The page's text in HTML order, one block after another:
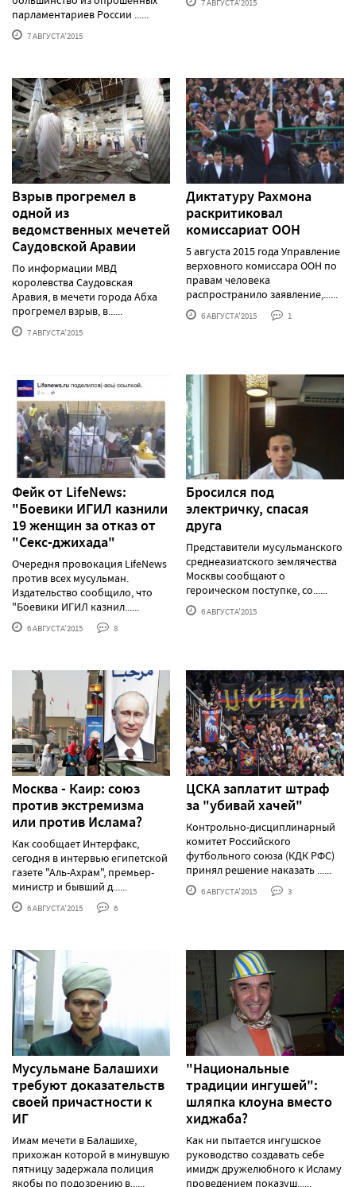
парламентариев России ......
7 АВГУСТА'2015
7 АВГУСТА'2015
Взрыв прогремел в
одной из
ведомственных мечетей
Саудовской Аравии
По информации МВД
королевства Саудовская
Аравия, в мечети города Абха
прогремел взрыв, в......
7 АВГУСТА'2015
Диктатуру Рахмона
раскритиковал
комиссариат ООН
5 августа 2015 года Управление
верховного комиссара ООН по
правам человека
распространило заявление,......
6 АВГУСТА'2015 1
Фейк от LifeNews:
"Боевики ИГИЛ казнили
19 женщин за отказ от
"Секс-джихада"
Очередня провокация LifeNews
против всех мусульман.
Издательство сообщило, что
"Боевики ИГИЛ казнил......
6 АВГУСТА'2015 8
Бросился под
электричку, спасая
друга
Представители мусульманского
среднеазиатского землячества
Москвы сообщают о
героическом поступке, со......
6 АВГУСТА'2015
Москва - Каир: союз
против экстремизма
или против Ислама?
Как сообщает Интерфакс,
сегодня в интервью египетской
газете "Аль-Ахрам", премьер-
министр и бывший д......
6 АВГУСТА'2015 6
ЦСКА заплатит штраф
за "убивай хачей"
Контрольно-дисциплинарный
комитет Российского
футбольного союза (КДК РФС)
принял решение наказать ......
6 АВГУСТА'2015 3
Мусульмане Балашихи
требуют доказательств
своей причастности к
ИГ
Имам мечети в Балашихе,
прихожан которой в минувшую
пятницу задержала полиция
якобы по подозрению в......
"Национальные
традиции ингушей":
шляпка клоуна вместо
хиджаба?
Как ни пытается ингушское
руководство создавать себе
имидж дружелюбного к Исламу
проведением показуш......